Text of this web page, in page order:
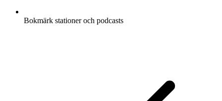
Bokmärk stationer och podcasts